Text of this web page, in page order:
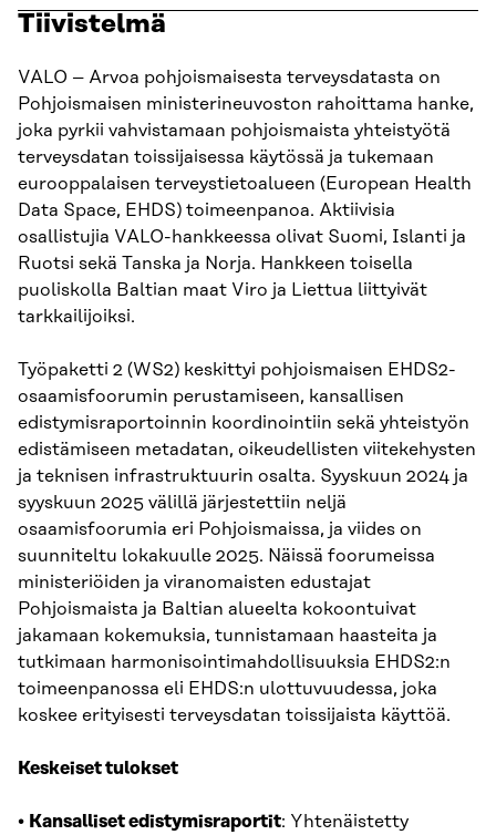
Tiivistelmä
VALO – Arvoa pohjoismaisesta terveysdatasta on
Pohjoismaisen ministerineuvoston rahoittama hanke,
joka pyrkii vahvistamaan pohjoismaista yhteistyötä
terveysdatan toissijaisessa käytössä ja tukemaan
eurooppalaisen terveystietoalueen (European Health
Data Space, EHDS) toimeenpanoa. Aktiivisia
osallistujia VALO-hankkeessa olivat Suomi, Islanti ja
Ruotsi sekä Tanska ja Norja. Hankkeen toisella
puoliskolla Baltian maat Viro ja Liettua liittyivät
tarkkailijoiksi.
Työpaketti 2 (WS2) keskittyi pohjoismaisen EHDS2-
osaamisfoorumin perustamiseen, kansallisen
edistymisraportoinnin koordinointiin sekä yhteistyön
edistämiseen metadatan, oikeudellisten viitekehysten
ja teknisen infrastruktuurin osalta. Syyskuun 2024 ja
syyskuun 2025 välillä järjestettiin neljä
osaamisfoorumia eri Pohjoismaissa, ja viides on
suunniteltu lokakuulle 2025. Näissä foorumeissa
ministeriöiden ja viranomaisten edustajat
Pohjoismaista ja Baltian alueelta kokoontuivat
jakamaan kokemuksia, tunnistamaan haasteita ja
tutkimaan harmonisointimahdollisuuksia EHDS2:n
toimeenpanossa eli EHDS:n ulottuvuudessa, joka
koskee erityisesti terveysdatan toissijaista käyttöä.
Keskeiset tulokset
• Kansalliset edistymisraportit: Yhtenäistetty